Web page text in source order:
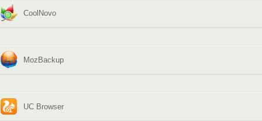
CoolNovo
MozBackup
UC Browser